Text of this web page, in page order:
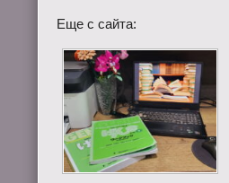
Еще с сайта: